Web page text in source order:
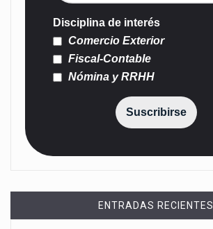
Disciplina de interés
Comercio Exterior
Fiscal-Contable
Nómina y RRHH
Suscribirse
ENTRADAS RECIENTES